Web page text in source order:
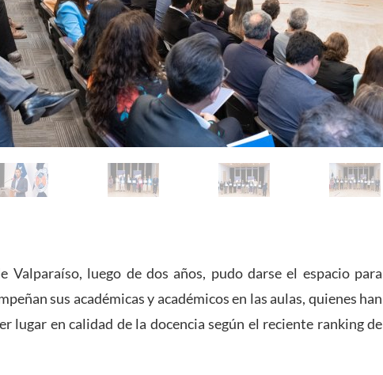
Valparaíso, luego de dos años, pudo darse el espacio para
sus académicas y académicos en las aulas, quienes han
lugar en calidad de la docencia según el reciente ranking de